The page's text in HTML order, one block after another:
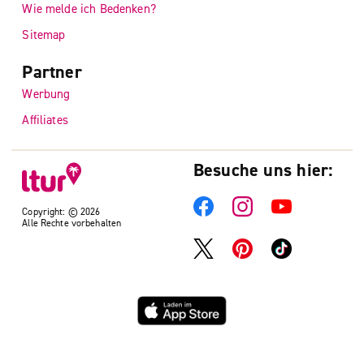
Copyright: © 2026
Alle Rechte vorbehalten
Wie melde ich Bedenken?
Sitemap
Partner
Werbung
Affiliates
Besuche uns hier: